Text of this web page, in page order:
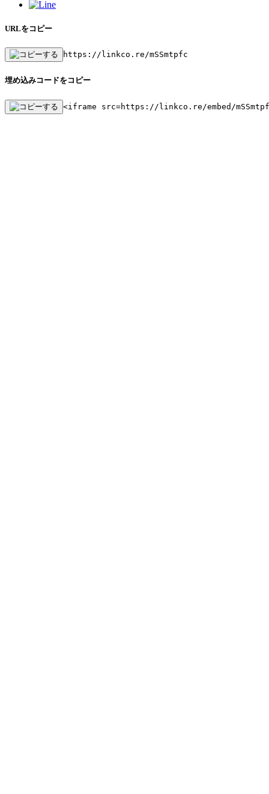
URLをコピー
https://linkco.re/mSSmtpfc
埋め込みコードをコピー
<iframe src=https://linkco.re/embed/